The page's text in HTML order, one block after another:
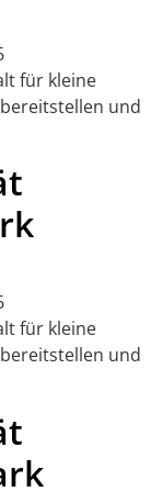
für kleine
und
für kleine
und